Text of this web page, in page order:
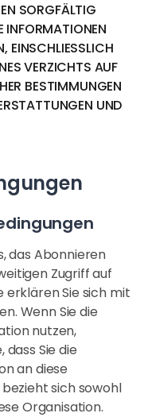
SORGFÄLTIG
INFORMATIONEN
EINSCHLIESSLICH
VERZICHTS AUF
BESTIMMUNGEN
UND
das Abonnieren
Zugriff auf
erklären Sie sich mit
Wenn Sie die
nutzen,
Sie die
an diese
bezieht sich sowohl
Organisation.